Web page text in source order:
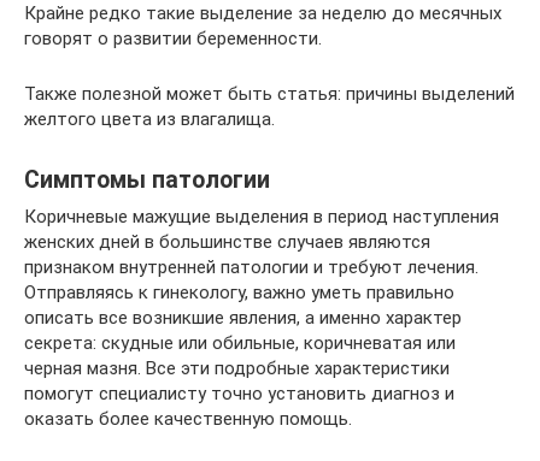
Крайне редко такие выделение за неделю до месячных
говорят о развитии беременности.
Также полезной может быть статья: причины выделений
желтого цвета из влагалища.
Симптомы патологии
Коричневые мажущие выделения в период наступления
женских дней в большинстве случаев являются
признаком внутренней патологии и требуют лечения.
Отправляясь к гинекологу, важно уметь правильно
описать все возникшие явления, а именно характер
секрета: скудные или обильные, коричневатая или
черная мазня. Все эти подробные характеристики
помогут специалисту точно установить диагноз и
оказать более качественную помощь.